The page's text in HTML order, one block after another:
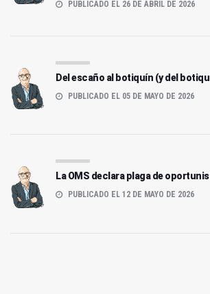
PUBLICADO EL 26 DE ABRIL DE 2026
Del escaño al botiquín (y del
PUBLICADO EL 05 DE MAYO DE 2026
La OMS declara plaga de
PUBLICADO EL 12 DE MAYO DE 2026